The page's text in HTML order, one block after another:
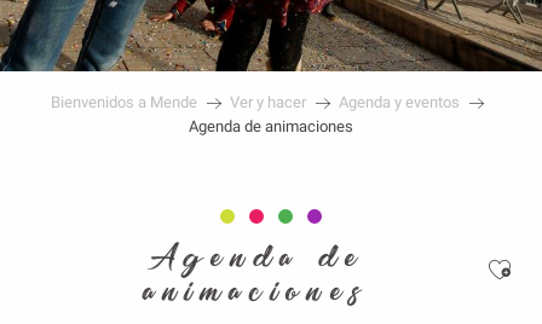
Bienvenidos a Mende Ver y hacer
Agenda y eventos
Agenda de animaciones
Agenda de
animaciones